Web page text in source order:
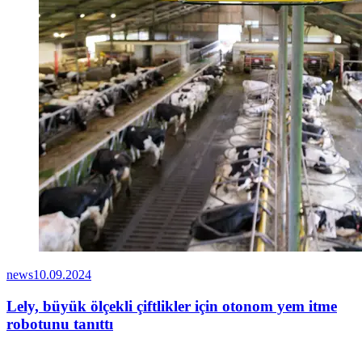
news10.09.2024
Lely, büyük ölçekli çiftlikler için otonom yem itme
robotunu tanıttı